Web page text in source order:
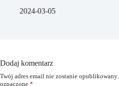
2024-03-05
Dodaj komentarz
Twój adres email nie zostanie opublikowany.
oznaczone *